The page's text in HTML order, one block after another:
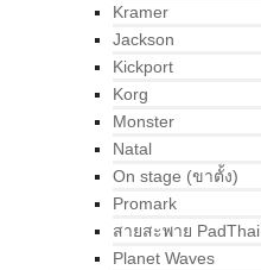
Kramer
Jackson
Kickport
Korg
Monster
Natal
On stage (ขาตั้ง)
Promark
สายสะพาย PadThai
Planet Waves